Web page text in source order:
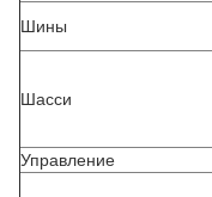
Шины
Шасси
Управление